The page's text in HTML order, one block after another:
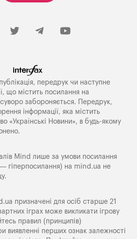
передрук чи наступне
що мiстить посилання на
забороняється. Передрук,
інформації, яка містить
«Українські Новини», в будь-якому
Mind лише за умови посилання
гіперпосилання) на mind.ua не
призначені для осіб старше 21
іграх може викликати ігрову
правил (принципів)
виявленні перших ознак залежності